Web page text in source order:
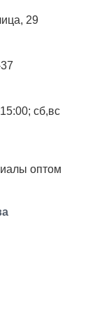
29
сб,вс
оптом